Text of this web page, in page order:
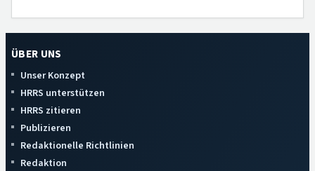
ÜBER UNS
Unser Konzept
HRRS unterstützen
HRRS zitieren
Publizieren
Redaktionelle Richtlinien
Redaktion